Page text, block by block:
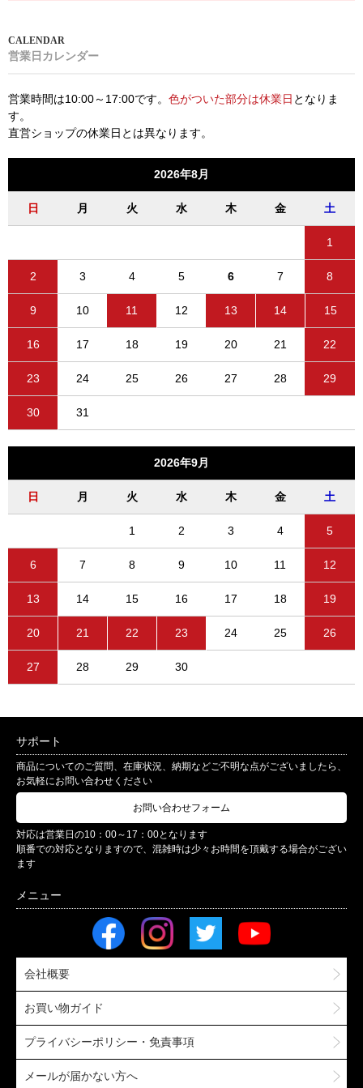
営業日カレンダー
営業時間は10:00～17:00です。 色がついた部分は休業日 となりま
す。
直営ショップの休業日とは異なります。
2026年8月
日 月 火 水 木 金 土
1
2 3 4 5 6 7 8
9 10 11 12 13 14 15
16 17 18 19 20 21 22
23 24 25 26 27 28 29
30 31
2026年9月
日 月 火 水 木 金 土
1 2 3 4 5
6 7 8 9 10 11 12
13 14 15 16 17 18 19
20 21 22 23 24 25 26
27 28 29 30
サポート
商品についてのご質問、在庫状況、納期などご不明な点がございましたら、
お気軽にお問い合わせください
お問い合わせフォーム
対応は営業日の10：00～17：00となります
順番での対応となりますので、混雑時は少々お時間を頂戴する場合がござい
ます
会社概要
お買い物ガイド
プライバシーポリシー・免責事項
メールが届かない方へ